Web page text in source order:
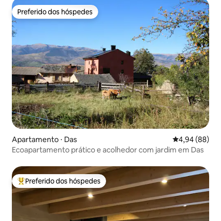
Preferido dos hóspedes
Preferido dos hóspedes
Apartamento ⋅ Das 4,94 de uma
4,94 (88)
Ecoapartamento prático e acolhedor com jardim em Das
Entre os melhores preferidos dos hóspedes
Preferido dos hóspedes